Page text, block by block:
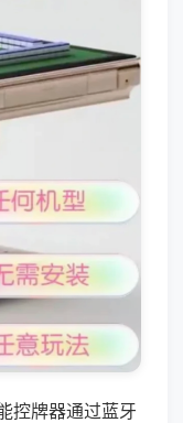
控牌器通过蓝牙